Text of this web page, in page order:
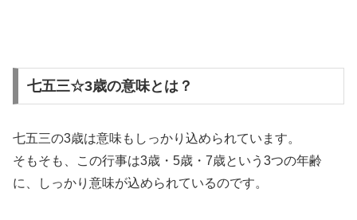
七五三☆3歳の意味とは？
七五三の3歳は意味もしっかり込められています。
そもそも、この行事は3歳・5歳・7歳という3つの年齢
に、しっかり意味が込められているのです。